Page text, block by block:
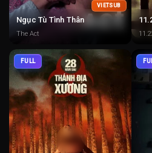
VIETSUB
Ngục Tù Tình Thân
The Act
FULL